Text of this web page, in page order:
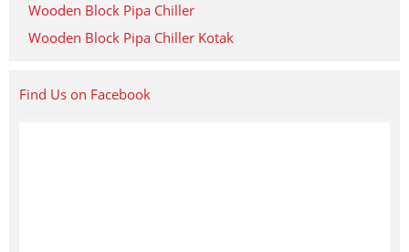
Wooden Block Pipa Chiller
Wooden Block Pipa Chiller Kotak
Find Us on Facebook